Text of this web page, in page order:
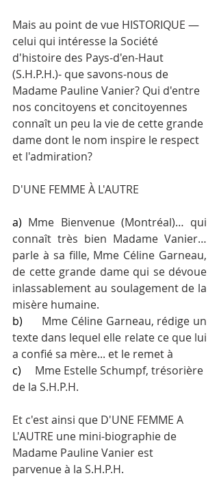
Mais au point de vue HISTORIQUE —
celui qui intéresse la Société
d'histoire des Pays-d'en-Haut
(S.H.P.H.)- que savons-nous de
Madame Pauline Vanier? Qui d'entre
nos concitoyens et concitoyennes
connaît un peu la vie de cette grande
dame dont le nom inspire le respect
et l'admiration?
D'UNE FEMME À L'AUTRE
a) Mme Bienvenue (Montréal)… qui
connaît très bien Madame Vanier…
parle à sa fille, Mme Céline Garneau,
de cette grande dame qui se dévoue
inlassablement au soulagement de la
misère humaine.
b)
Mme Céline Garneau, rédige un
texte dans lequel elle relate ce que lui
a confié sa mère... et le remet à
c) Mme Estelle Schumpf, trésorière
de la S.H.P.H.
Et c'est ainsi que D'UNE FEMME A
L'AUTRE une mini-biographie de
Madame Pauline Vanier est
parvenue à la S.H.P.H.